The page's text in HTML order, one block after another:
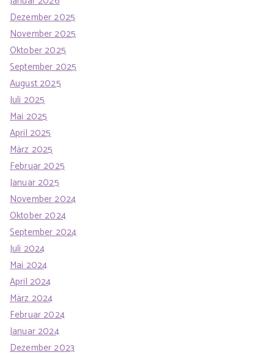
Dezember 2025
November 2025
Oktober 2025
September 2025
August 2025
Juli 2025
Mai 2025
April 2025
März 2025
Februar 2025
Januar 2025
November 2024
Oktober 2024
September 2024
Juli 2024
Mai 2024
April 2024
März 2024
Februar 2024
Januar 2024
Dezember 2023